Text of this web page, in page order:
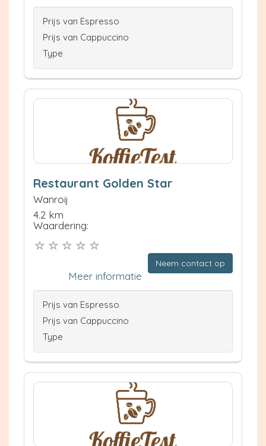
Prijs van Espresso
Prijs van Cappuccino
Type
Restaurant Golden Star
Wanroij
4.2 km
Waardering:
Neem contact op
Meer informatie
Prijs van Espresso
Prijs van Cappuccino
Type